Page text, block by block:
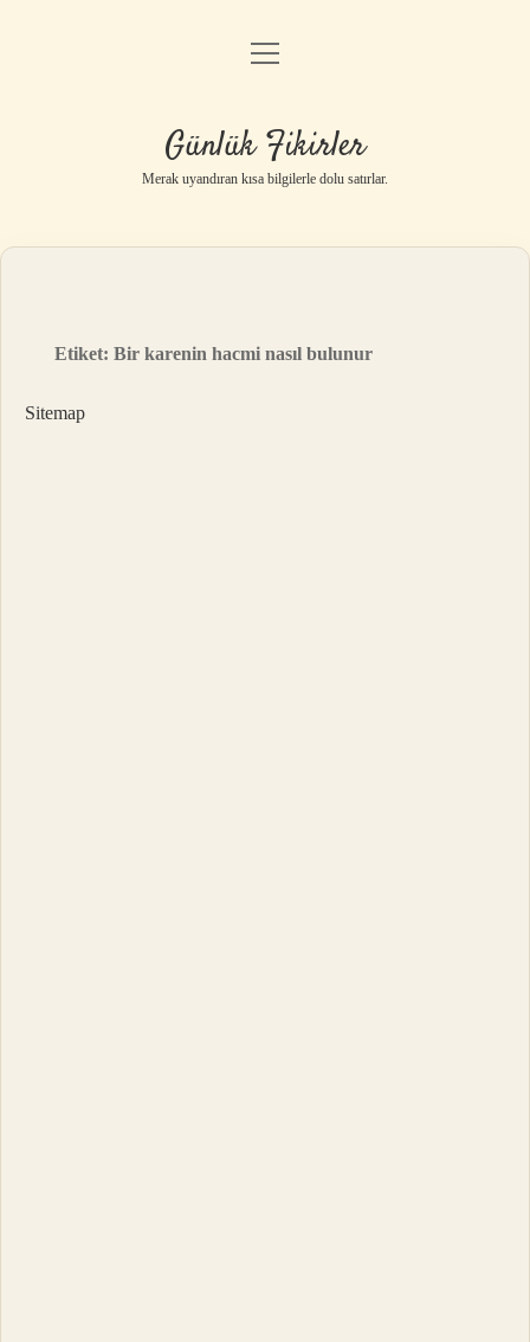
Anasayfa
Yasal Uyarı
menüyü
Günlük Fikirler
Merak uyandıran kısa bilgilerle dolu satırlar.
Etiket:Bir karenin hacmi nasıl bulunur
Sitemap